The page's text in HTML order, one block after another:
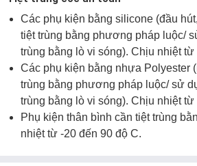
Các phụ kiện bằng silicone (đầu
tiệt trùng bằng phương pháp luộc/
trùng bằng lò vi sóng). Chịu nhiệt từ
Các phụ kiện bằng nhựa Polyester
trùng bằng phương pháp luộc/ sử
trùng bằng lò vi sóng). Chịu nhiệt
Phụ kiện thân bình cần tiệt trùng
nhiệt từ -20 đến 90 độ C.